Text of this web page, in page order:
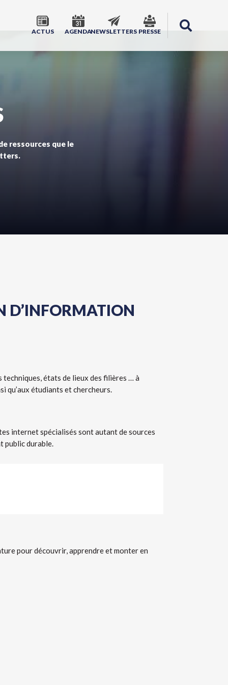
ACTUS AGENDANEWSLETTERS PRESSE
ressources que le
D’INFORMATION
techniques,états de lieux des filières … à
qu’aux étudiants et chercheurs.
internet spécialisés sont autant de sources
public durable.
pour découvrir, apprendre et monter en